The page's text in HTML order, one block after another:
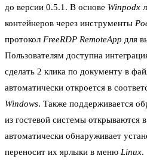
до версии 0.5.1. В основе Winpodx
контейнеров через инструменты
протокол FreeRDP RemoteApp для
Пользователям доступна
сделать 2 клика по документу в
автоматически откроется в
Windows. Также поддерживается
из гостевой системы открываются
автоматически обнаруживает
переносит их ярлыки в меню Linux.